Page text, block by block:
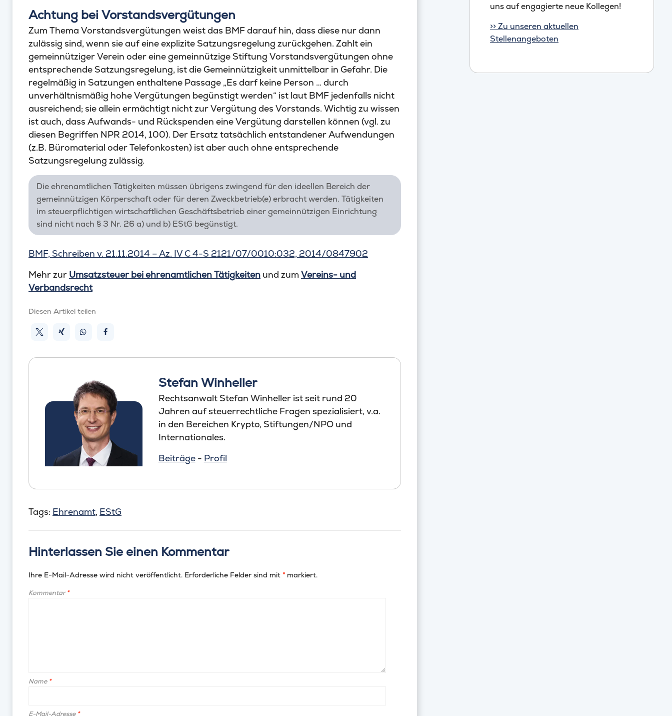
Achtung bei Vorstandsvergütungen
Zum Thema Vorstandsvergütungen weist das BMF darauf hin, dass diese nur dann
zulässig sind, wenn sie auf eine explizite Satzungsregelung zurückgehen. Zahlt ein
gemeinnütziger Verein oder eine gemeinnützige Stiftung Vorstandsvergütungen ohne
entsprechende Satzungsregelung, ist die Gemeinnützigkeit unmittelbar in Gefahr. Die
regelmäßig in Satzungen enthaltene Passage „Es darf keine Person … durch
unverhältnismäßig hohe Vergütungen begünstigt werden“ ist laut BMF jedenfalls nicht
ausreichend; sie allein ermächtigt nicht zur Vergütung des Vorstands. Wichtig zu wissen
ist auch, dass Aufwands- und Rückspenden eine Vergütung darstellen können (vgl. zu
diesen Begriffen NPR 2014, 100). Der Ersatz tatsächlich entstandener Aufwendungen
(z.B. Büromaterial oder Telefonkosten) ist aber auch ohne entsprechende
Satzungsregelung zulässig.
Die ehrenamtlichen Tätigkeiten müssen übrigens zwingend für den ideellen Bereich der
gemeinnützigen Körperschaft oder für deren Zweckbetrieb(e) erbracht werden. Tätigkeiten
im steuerpflichtigen wirtschaftlichen Geschäftsbetrieb einer gemeinnützigen Einrichtung
sind nicht nach § 3 Nr. 26 a) und b) EStG begünstigt.
BMF, Schreiben v. 21.11.2014 – Az. IV C 4-S 2121/07/0010:032, 2014/0847902
Mehr zur Umsatzsteuer bei ehrenamtlichen Tätigkeiten und zum Vereins- und
Verbandsrecht
Diesen Artikel teilen
Stefan Winheller
Rechtsanwalt Stefan Winheller ist seit rund 20
Jahren auf steuerrechtliche Fragen spezialisiert, v.a.
in den Bereichen Krypto, Stiftungen/NPO und
Internationales.
Beiträge- Profil
Tags: Ehrenamt, EStG
Hinterlassen Sie einen Kommentar
Ihre E-Mail-Adresse wird nicht veröffentlicht. Erforderliche Felder sind mit *markiert.
Kommentar*
Name *
E-Mail-Adresse *
uns auf engagierte neue Kollegen!
>> Zu unseren aktuellen
Stellenangeboten